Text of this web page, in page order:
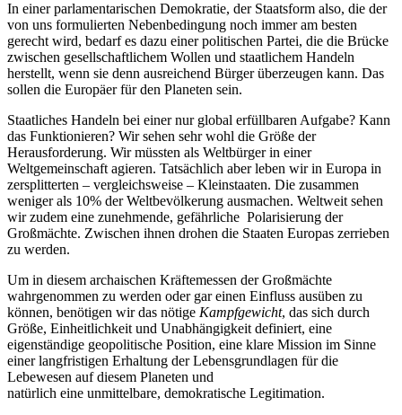
In einer parlamentarischen Demokratie, der Staatsform also, die der
von uns formulierten Nebenbedingung noch immer am besten
gerecht wird, bedarf es dazu einer politischen Partei, die die Brücke
zwischen gesellschaftlichem Wollen und staatlichem Handeln
herstellt, wenn sie denn ausreichend Bürger überzeugen kann. Das
sollen die Europäer für den Planeten sein.
Staatliches Handeln bei einer nur global erfüllbaren Aufgabe? Kann
das Funktionieren? Wir sehen sehr wohl die Größe der
Herausforderung. Wir müssten als Weltbürger in einer
Weltgemeinschaft agieren. Tatsächlich aber leben wir in Europa in
zersplitterten – vergleichsweise – Kleinstaaten. Die zusammen
weniger als 10% der Weltbevölkerung ausmachen. Weltweit sehen
wir zudem eine zunehmende, gefährliche Polarisierung der
Großmächte. Zwischen ihnen drohen die Staaten Europas zerrieben
zu werden.
Um in diesem archaischen Kräftemessen der Großmächte
wahrgenommen zu werden oder gar einen Einfluss ausüben zu
können, benötigen wir das nötige Kampfgewicht, das sich durch
Größe, Einheitlichkeit und Unabhängigkeit definiert, eine
eigenständige geopolitische Position, eine klare Mission im Sinne
einer langfristigen Erhaltung der Lebensgrundlagen für die
Lebewesen auf diesem Planeten und
natürlich eine unmittelbare, demokratische Legitimation.